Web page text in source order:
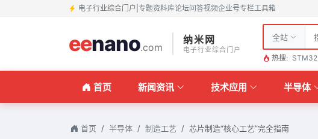
电子行业综合门户 专题资料库论坛问答视频企业号专栏工具箱
eenano.com
纳米网
电子行业综合门户
全站
热搜: STM32
首页 新闻资讯 技术应用 半导体
首页 半导体 制造工艺 芯片制造“核心工艺”完全指南